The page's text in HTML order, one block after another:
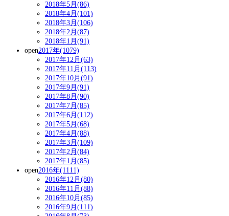
2018年5月(86)
2018年4月(101)
2018年3月(106)
2018年2月(87)
2018年1月(91)
open2017年(1079)
2017年12月(63)
2017年11月(113)
2017年10月(91)
2017年9月(91)
2017年8月(90)
2017年7月(85)
2017年6月(112)
2017年5月(68)
2017年4月(88)
2017年3月(109)
2017年2月(84)
2017年1月(85)
open2016年(1111)
2016年12月(80)
2016年11月(88)
2016年10月(85)
2016年9月(111)